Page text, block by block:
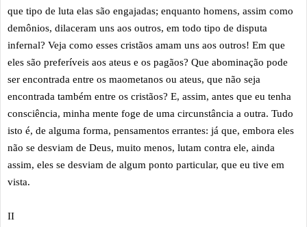
que tipo de luta elas são engajadas; enquanto homens, assim como
demônios, dilaceram uns aos outros, em todo tipo de disputa
infernal? Veja como esses cristãos amam uns aos outros! Em que
eles são preferíveis aos ateus e os pagãos? Que abominação pode
ser encontrada entre os maometanos ou ateus, que não seja
encontrada também entre os cristãos? E, assim, antes que eu tenha
consciência, minha mente foge de uma circunstância a outra. Tudo
isto é, de alguma forma, pensamentos errantes: já que, embora eles
não se desviam de Deus, muito menos, lutam contra ele, ainda
assim, eles se desviam de algum ponto particular, que eu tive em
vista.
II